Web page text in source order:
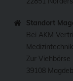
Standort
Bei AKM
Medizintechnik
Zur Viehbörse
39108